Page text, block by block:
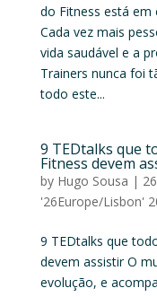
do Fitness está em
Cada vez mais
vida saudável e a
Trainers nunca foi
todo este...
9 TEDtalks que
Fitness devem
by Hugo Sousa |
'26Europe/Lisbon'
9 TEDtalks que
devem assistir O
evolução, e